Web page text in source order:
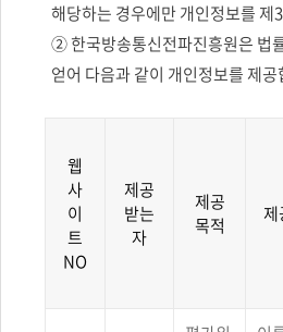
해당하는 경우에만 개인정보를 제
② 한국방송통신전파진흥원은 법
얻어 다음과 같이 개인정보를 제공
웹
사
이
트
NO
제공
받는
자
제공
목적